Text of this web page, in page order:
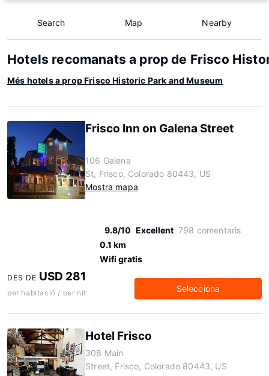
Search Map Nearby
Hotels recomanats a prop de Frisco
Més hotels a prop Frisco Historic Park and Museum
Frisco Inn on Galena Street
106 Galena
St, Frisco, Colorado 80443, US
Mostra mapa
9.8/10 Excellent 798 comentaris
0.1 km
Wifi gratis
DES DE USD 281
per habitació / per nit Selecciona
Hotel Frisco
308 Main
Street, Frisco, Colorado 80443, US